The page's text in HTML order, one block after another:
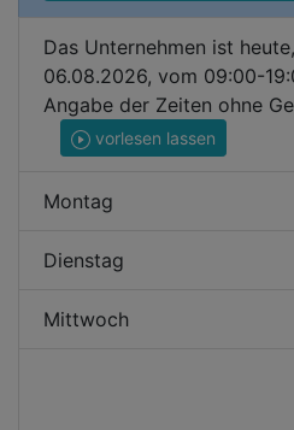
Das Unternehmen ist
06.08.2026, vom 09:00-
Angabe der Zeiten ohne
vorlesen lassen
Montag
Dienstag
Mittwoch